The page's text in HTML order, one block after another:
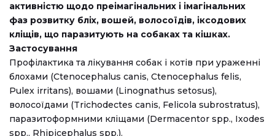
активністю щодо преімагінальних і імагінальних
фаз розвитку бліх, вошей, волосоїдів, іксодових
кліщів, що паразитують на собаках та кішках.
Застосування
Профілактика та лікування собак і котів при ураженні
блохами (Ctenocephalus canis, Ctenocephalus felis,
Pulex irritans), вошами (Linognathus setosus),
волосоїдами (Trichodectes canis, Felicola subrostratus),
паразитоформними кліщами (Dermacentor spp., Ixodes
spp., Rhipicephalus spp.).